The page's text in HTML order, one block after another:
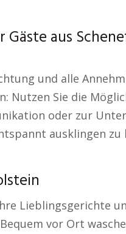
aus
und alle
Nutzen Sie die
oder zur
ausklingen zu
Lieblingsgerichte
vor Ort